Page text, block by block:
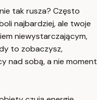
tak rusza? Często
najbardziej, ale twoje
niewystarczającym,
to zobaczysz,
nad sobą, a nie moment